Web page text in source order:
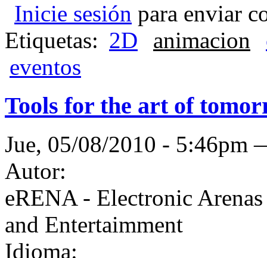
Inicie sesión para enviar
Etiquetas: 2D animacion
eventos
Tools for the art of
Jue, 05/08/2010 -
Autor:
eRENA - Electronic
and Entertaimment
Idioma: